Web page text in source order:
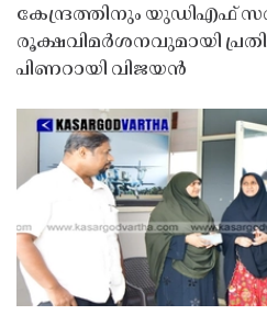
കേന്ദ്രത്തിനും യുഡിഎഫ്
രൂക്ഷവിമർശനവുമായി
പിണറായി വിജയൻ